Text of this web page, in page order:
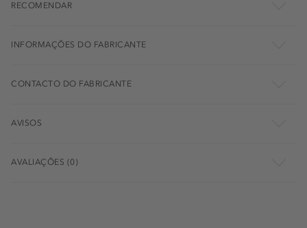
RECOMENDAR
INFORMAÇÕES DO FABRICANTE
CONTACTO DO FABRICANTE
AVISOS
AVALIAÇÕES (0)